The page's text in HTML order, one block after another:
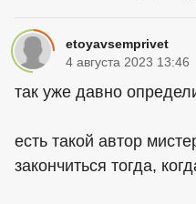
etoyavsemprivet
4 августа 2023 13:46
так уже давно
есть такой автор
закончиться тогда,